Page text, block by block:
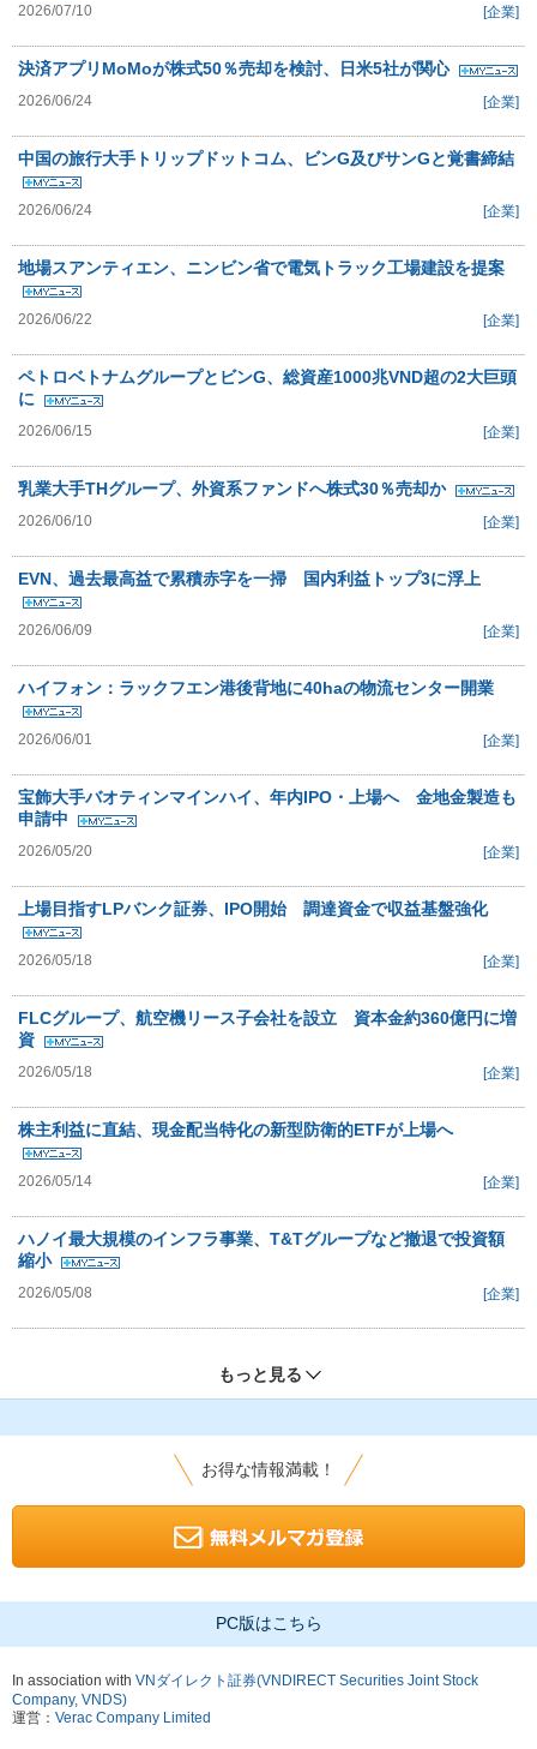
2026/07/10 [企業]
決済アプリMoMoが株式50％売却を検討、日米5社が関心
2026/06/24 [企業]
中国の旅行大手トリップドットコム、ビンG及びサンGと覚書締結
2026/06/24 [企業]
地場スアンティエン、ニンビン省で電気トラック工場建設を提案
2026/06/22 [企業]
ペトロベトナムグループとビンG、総資産1000兆VND超の2大巨頭
に
2026/06/15 [企業]
乳業大手THグループ、外資系ファンドへ株式30％売却か
2026/06/10 [企業]
EVN、過去最高益で累積赤字を一掃 国内利益トップ3に浮上
2026/06/09 [企業]
ハイフォン：ラックフエン港後背地に40haの物流センター開業
2026/06/01 [企業]
宝飾大手バオティンマインハイ、年内IPO・上場へ 金地金製造も
申請中
2026/05/20 [企業]
上場目指すLPバンク証券、IPO開始 調達資金で収益基盤強化
2026/05/18 [企業]
FLCグループ、航空機リース子会社を設立 資本金約360億円に増
資
2026/05/18 [企業]
株主利益に直結、現金配当特化の新型防衛的ETFが上場へ
2026/05/14 [企業]
ハノイ最大規模のインフラ事業、T&Tグループなど撤退で投資額
縮小
2026/05/08 [企業]
もっと見る
お得な情報満載！
PC版はこちら
In association with VNダイレクト証券(VNDIRECT Securities Joint Stock
Company, VNDS)
運営： Verac Company Limited